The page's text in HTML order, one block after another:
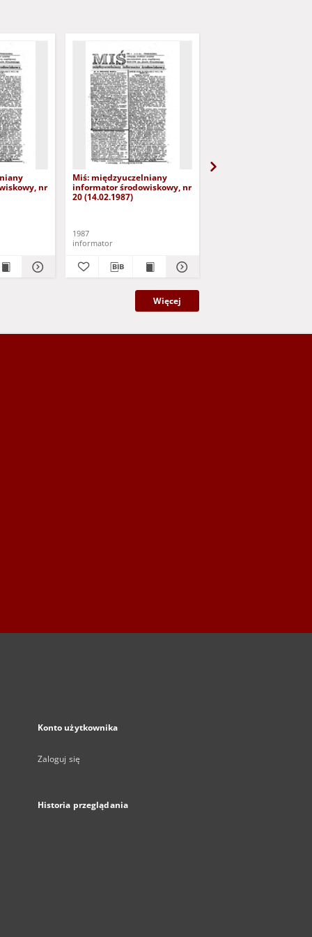
nr
Miś: międzyuczelniany
informator środowiskowy, nr
20 (14.02.1987)
1987
informator
Więcej
Konto użytkownika
Zaloguj się
Historia przeglądania